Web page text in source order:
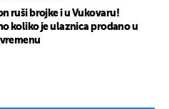
ruši brojke i u Vukovaru!
koliko je ulaznica prodano u